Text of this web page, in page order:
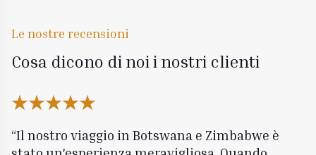
Le nostre recensioni
Cosa dicono di noi i nostri clienti
Il nostro viaggio in Botswana e Zimbabwe è